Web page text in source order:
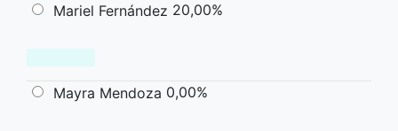
Mariel Fernández 20,00%
Mayra Mendoza 0,00%